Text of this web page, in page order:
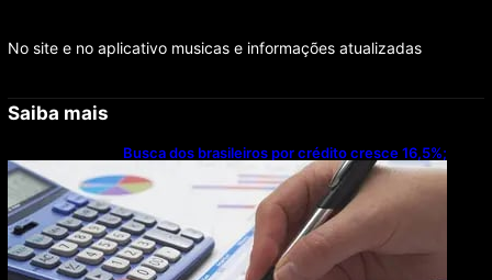
No site e no aplicativo musicas e informações atualizadas
Saiba mais
Busca dos brasileiros por crédito cresce 16,5%;
Mato Grosso lidera ranking entre estados